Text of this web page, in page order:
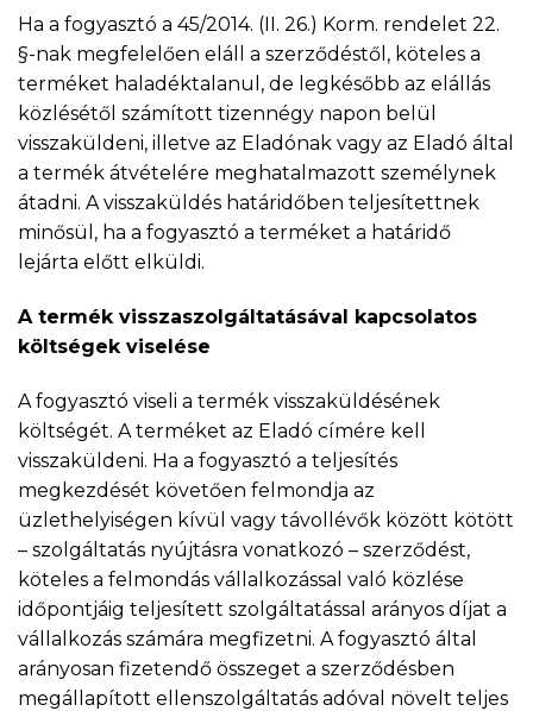
Ha a fogyasztó a 45/2014. (II. 26.) Korm. rendelet 22.
§-nak megfelelően eláll a szerződéstől, köteles a
terméket haladéktalanul, de legkésőbb az elállás
közlésétől számított tizennégy napon belül
visszaküldeni, illetve az Eladónak vagy az Eladó által
a termék átvételére meghatalmazott személynek
átadni. A visszaküldés határidőben teljesítettnek
minősül, ha a fogyasztó a terméket a határidő
lejárta előtt elküldi.
A termék visszaszolgáltatásával kapcsolatos
költségek viselése
A fogyasztó viseli a termék visszaküldésének
költségét. A terméket az Eladó címére kell
visszaküldeni. Ha a fogyasztó a teljesítés
megkezdését követően felmondja az
üzlethelyiségen kívül vagy távollévők között kötött
– szolgáltatás nyújtásra vonatkozó – szerződést,
köteles a felmondás vállalkozással való közlése
időpontjáig teljesített szolgáltatással arányos díjat a
vállalkozás számára megfizetni. A fogyasztó által
arányosan fizetendő összeget a szerződésben
megállapított ellenszolgáltatás adóval növelt teljes